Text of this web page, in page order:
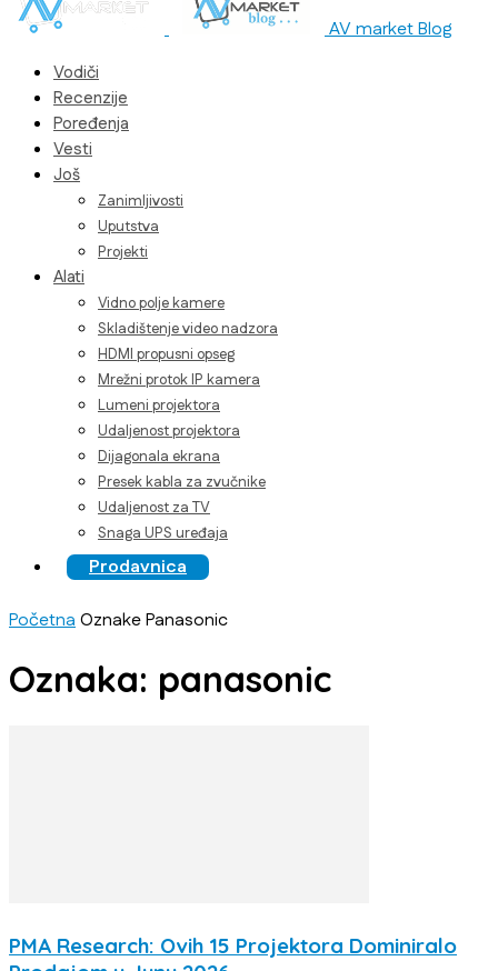
AV market Blog
Vodiči
Recenzije
Poređenja
Vesti
Još
Zanimljivosti
Uputstva
Projekti
Alati
Vidno polje kamere
Skladištenje video nadzora
HDMI propusni opseg
Mrežni protok IP kamera
Lumeni projektora
Udaljenost projektora
Dijagonala ekrana
Presek kabla za zvučnike
Udaljenost za TV
Snaga UPS uređaja
Prodavnica
PočetnaOznakePanasonic
Oznaka: panasonic
PMA Research: Ovih 15 Projektora Dominiralo